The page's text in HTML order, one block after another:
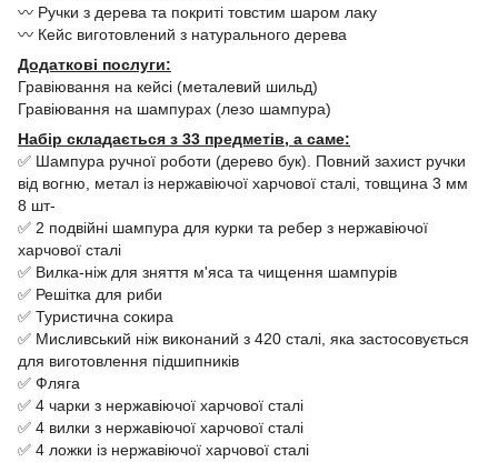
〰️ Ручки з дерева та покриті товстим шаром лаку
〰️ Кейс виготовлений з натурального дерева
Додаткові послуги:
Гравіювання на кейсі (металевий шильд)
Гравіювання на шампурах (лезо шампура)
Набір складається з 33 предметів, а саме:
✅ Шампура ручної роботи (дерево бук). Повний захист ручки
від вогню, метал із нержавіючої харчової сталі, товщина 3 мм
8 шт-
✅ 2 подвійні шампура для курки та ребер з нержавіючої
харчової сталі
✅ Вилка-ніж для зняття м'яса та чищення шампурів
✅ Решітка для риби
✅ Туристична сокира
✅ Мисливський ніж виконаний з 420 сталі, яка застосовується
для виготовлення підшипників
✅ Фляга
✅ 4 чарки з нержавіючої харчової сталі
✅ 4 вилки з нержавіючої харчової сталі
✅ 4 ложки із нержавіючої харчової сталі